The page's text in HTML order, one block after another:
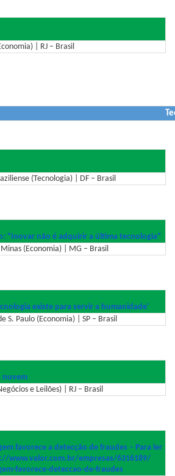
| RJ – Brasil
(Tecnologia) | DF – Brasil
"Inovar não é adquirir a última tecnologia"
(Economia) | MG – Brasil
existe para servir a humanidade'
S. Paulo (Economia) | SP – Brasil
nuvem
e Leilões) | RJ – Brasil
favorece a detecção de fraudes – Para ler
www.valor.com.br/empresas/6316189/
favorece-deteccao-de-fraudes